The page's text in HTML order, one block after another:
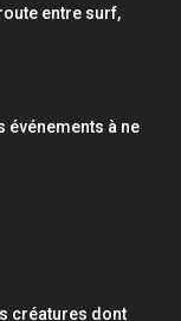
entre surf,
événements à ne
créatures dont